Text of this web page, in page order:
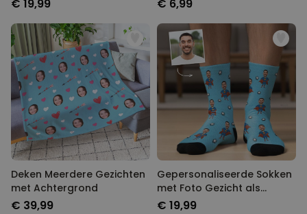
€ 19,99 € 6,99
Deken Meerdere Gezichten
met Achtergrond
€ 39,99
Gepersonaliseerde Sokken
met Foto Gezicht als
Superheld
€ 19,99